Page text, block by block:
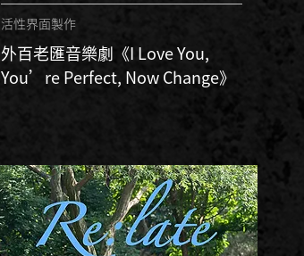
活性界面製作
外百老匯音樂劇《I Love You,
You’re Perfect, Now Change》